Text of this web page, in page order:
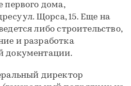
первого дома,
ул. Щорса, 15. Еще на
либо строительство,
и разработка
документации.
директор